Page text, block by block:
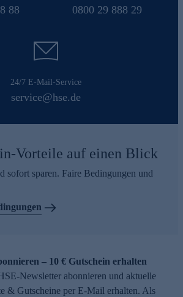
88 0800 29 888 29
24/7 E-Mail-Service
service@hse.de
Vorteile auf einen Blick
sofort sparen. Faire Bedingungen und
– 10 € Gutschein erhalten
Newsletter abonnieren und aktuelle
& Gutscheine per E-Mail erhalten. Als